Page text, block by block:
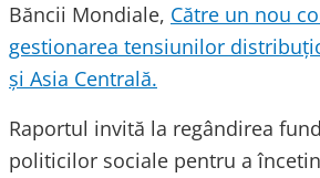
Băncii Mondiale, Către un nou
gestionarea tensiunilor
și Asia Centrală.
Raportul invită la regândirea
politicilor sociale pentru a